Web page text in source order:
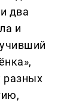
два
и
разных